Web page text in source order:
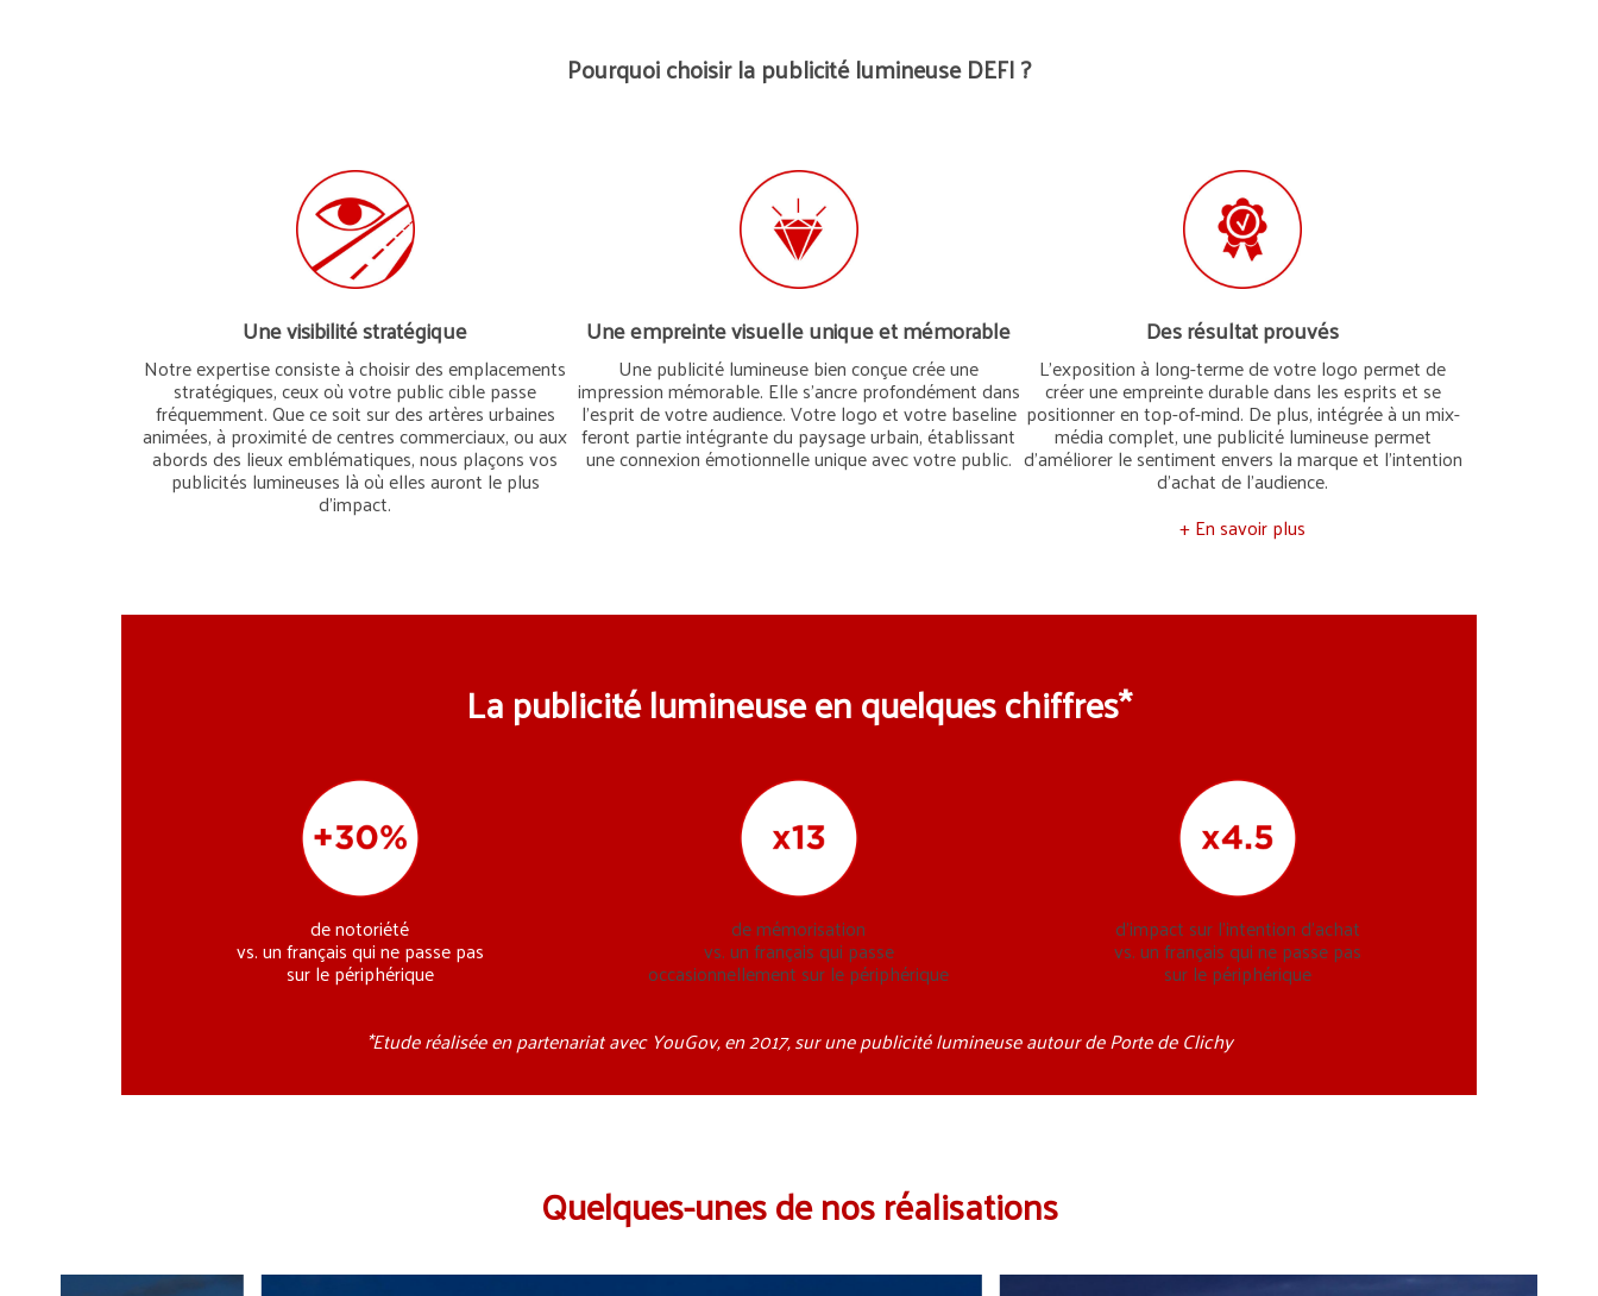
Pourquoi choisir la publicité lumineuse DEFI ?
Une visibilité stratégique
Notre expertise consiste à choisir des emplacements
stratégiques, ceux où votre public cible passe
fréquemment. Que ce soit sur des artères urbaines
animées, à proximité de centres commerciaux, ou aux
abords des lieux emblématiques, nous plaçons vos
publicités lumineuses là où elles auront le plus
d’impact.
Une empreinte visuelle unique et mémorable
Une publicité lumineuse bien conçue crée une
impression mémorable. Elle s’ancre profondément dans
l’esprit de votre audience. Votre logo et votre baseline
feront partie intégrante du paysage urbain, établissant
une connexion émotionnelle unique avec votre public.
Des résultat prouvés
L’exposition à long-terme de votre logo permet de
créer une empreinte durable dans les esprits et se
positionner en top-of-mind. De plus, intégrée à un mix-
média complet, une publicité lumineuse permet
d’améliorer le sentiment envers la marque et l’intention
d’achat de l’audience.
+ En savoir plus
La publicité lumineuse en quelques chiffres*
de notoriété
vs. un français qui ne passe pas
sur le périphérique
de mémorisation
vs. un français qui passe
occasionnellement sur le périphérique
d’impact sur l’intention d’achat
vs. un français qui ne passe pas
sur le périphérique
*Etude réalisée en partenariat avec YouGov, en 2017, sur une publicité lumineuse autour de Porte de Clichy
Quelques-unes de nos réalisations